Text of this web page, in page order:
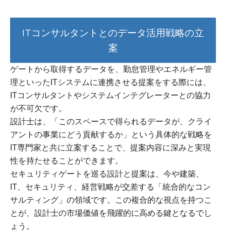
ITコンサルタントとのデータ活用戦略の立
案
ゲートから取得するデータを、勤怠管理やエネルギー管
理といったITシステムに連携させる提案をする際には、
ITコンサルタントやシステムインテグレーターとの協力
が不可欠です。
設計士は、「このスペースで得られるデータが、クライ
アントの事業にどう貢献するか」という具体的な戦略を
IT専門家と共に立案することで、提案内容に深みと実現
性を持たせることができます。
セキュリティゲートを巡る設計と提案は、今や建築、
IT、セキュリティ、経営戦略が交差する「統合的なコン
サルティング」の領域です。この複合的な視点を持つこ
とが、設計士の市場価値を飛躍的に高める鍵となるでし
ょう。